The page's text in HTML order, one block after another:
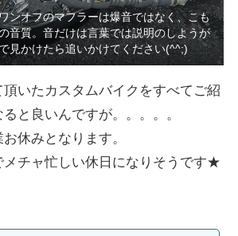
ンオフのマフラーは爆音ではなく、こも
音質。音だけは言葉では説明のしようが
見かけたら追いかけてください(^^;)
いたカスタムバイクをすべてご紹
と良いんですが。。。。。
休みとなります。
メチャ忙しい休日になりそうです★